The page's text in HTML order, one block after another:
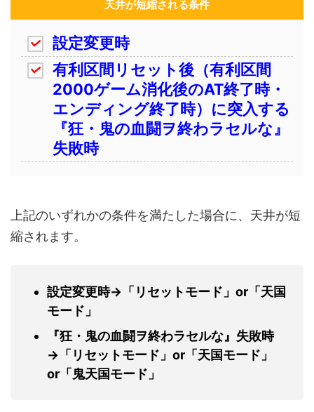
天井が短縮される条件
設定変更時
有利区間リセット後（有利区間
2000ゲーム消化後のAT終了時・
エンディング終了時）に突入する
『狂・鬼の血闘ヲ終わラセルな』
失敗時
上記のいずれかの条件を満たした場合に、天井が短
縮されます。
設定変更時→「リセットモード」or「天国
モード」
『狂・鬼の血闘ヲ終わラセルな』失敗時
→「リセットモード」or「天国モード」
or「鬼天国モード」